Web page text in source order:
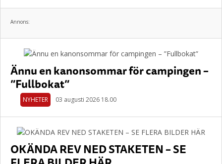
Annons:
Ännu en kanonsommar för campingen –
”Fullbokat”
NYHETER 03 augusti 2026 18.00
OKÄNDA REV NED STAKETEN – SE